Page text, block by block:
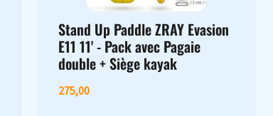
Stand Up Paddle ZRAY Evasion
E11 11' - Pack avec Pagaie
double + Siège kayak
275,00